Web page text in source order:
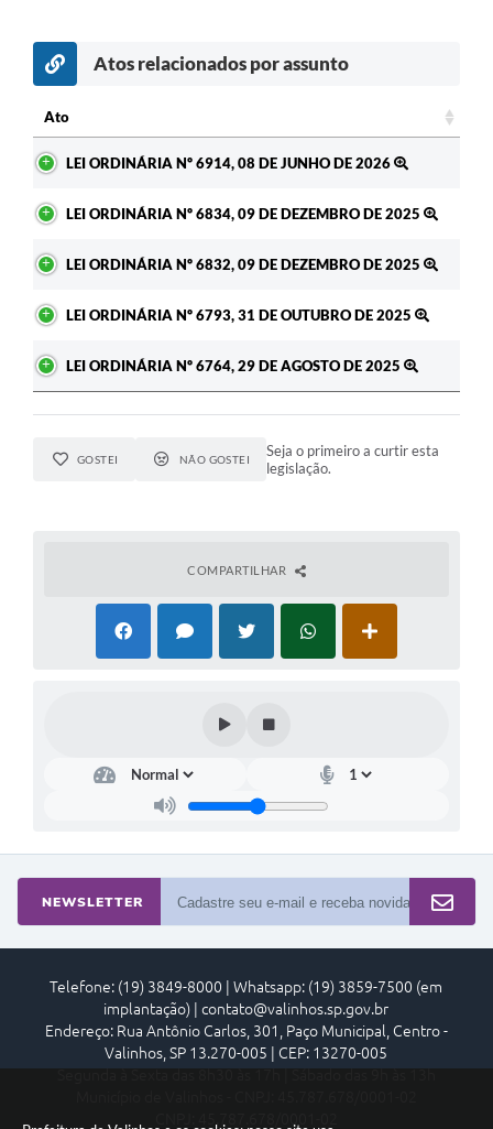
Links
Serviços Online
A Prefeitura
Enquete
Jornal
Agenda
Contato
Atos relacionados por assunto
Ato
LEI ORDINÁRIA Nº 6914, 08 DE JUNHO DE 2026
LEI ORDINÁRIA Nº 6834, 09 DE DEZEMBRO DE 2025
LEI ORDINÁRIA Nº 6832, 09 DE DEZEMBRO DE 2025
LEI ORDINÁRIA Nº 6793, 31 DE OUTUBRO DE 2025
LEI ORDINÁRIA Nº 6764, 29 DE AGOSTO DE 2025
GOSTEI NÃO GOSTEI
Seja o primeiro a curtir esta
legislação.
COMPARTILHAR
NEWSLETTER
Telefone: (19) 3849-8000 | Whatsapp: (19) 3859-7500 (em
implantação) | contato@valinhos.sp.gov.br
Endereço: Rua Antônio Carlos, 301, Paço Municipal, Centro -
Valinhos, SP 13.270-005 | CEP: 13270-005